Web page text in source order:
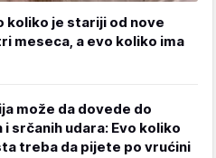
koliko je stariji od nove
meseca, a evo koliko ima
može da dovede do
i srčanih udara: Evo koliko
treba da pijete po vrućini